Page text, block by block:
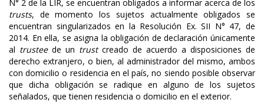
N° 2 de la LIR, se encuentran obligados a informar acerca de los
trusts, de momento los sujetos actualmente obligados se
encuentran singularizados en la Resolución Ex. SII N° 47, de
2014. En ella, se asigna la obligación de declaración únicamente
al trusteede un trustcreado de acuerdo a disposiciones de
derecho extranjero, o bien, al administrador del mismo, ambos
con domicilio o residencia en el país, no siendo posible observar
que dicha obligación se radique en alguno de los sujetos
señalados, que tienen residencia o domicilio en el exterior.